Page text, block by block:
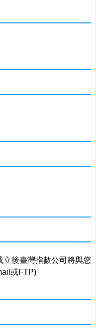
立後臺灣指數公司將與您
或FTP)